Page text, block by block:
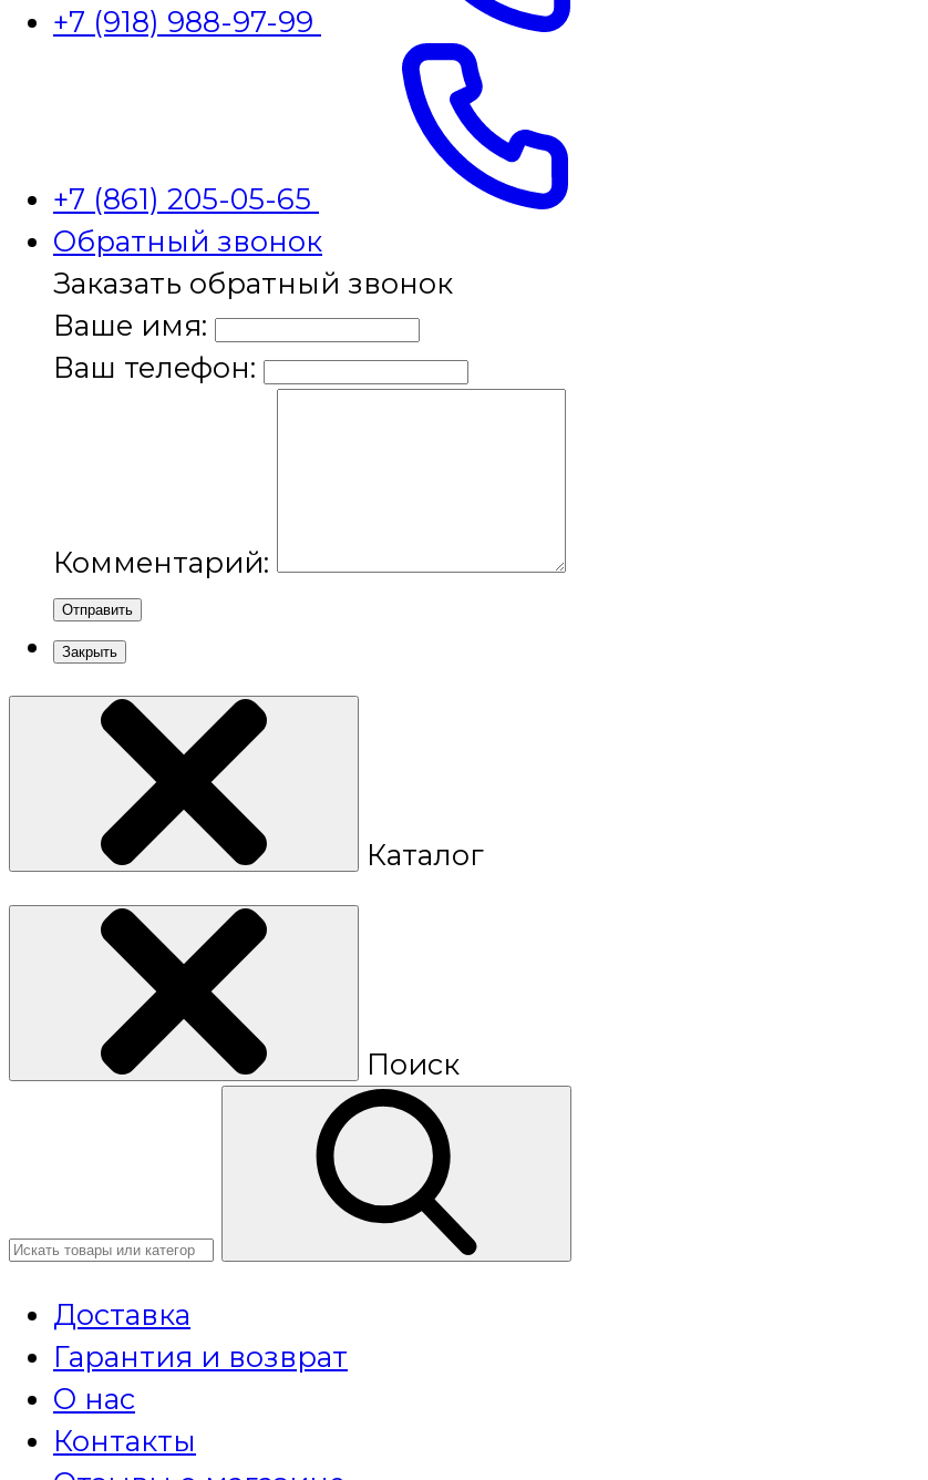
+7 (918) 988-97-99
+7 (861) 205-05-65
Обратный звонок
Заказать обратный звонок
Ваше имя:
Ваш телефон:
Комментарий:
Отправить
Закрыть
Каталог
Поиск
Доставка
Гарантия и возврат
О нас
Контакты